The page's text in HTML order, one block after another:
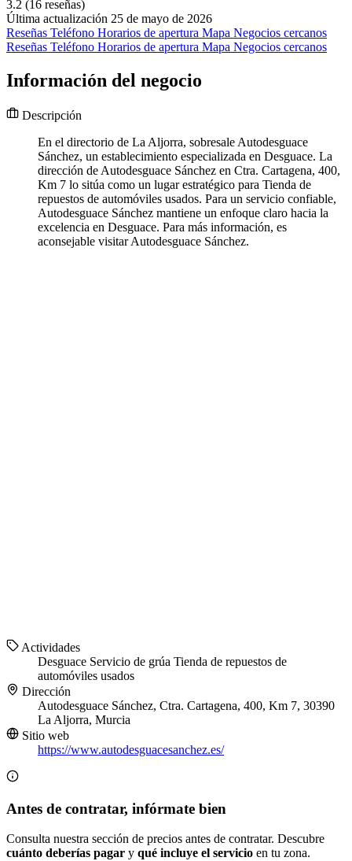
3.2 (16 reseñas)
Última actualización 25 de mayo de 2026
Reseñas Teléfono Horarios de apertura Mapa Negocios cercanos
Reseñas Teléfono Horarios de apertura Mapa Negocios cercanos
Información del negocio
Descripción
En el directorio de La Aljorra, sobresale Autodesguace
Sánchez, un establecimiento especializada en Desguace. La
dirección de Autodesguace Sánchez en Ctra. Cartagena, 400,
Km 7 lo sitúa como un lugar estratégico para Tienda de
repuestos de automóviles usados. Para un servicio confiable,
Autodesguace Sánchez mantiene un enfoque claro hacia la
excelencia en Desguace. Para más información, es
aconsejable visitar Autodesguace Sánchez.
Actividades
Desguace Servicio de grúa Tienda de repuestos de
automóviles usados
Dirección
Autodesguace Sánchez, Ctra. Cartagena, 400, Km 7, 30390
La Aljorra, Murcia
Sitio web
https://www.autodesguacesanchez.es/
Antes de contratar, infórmate bien
Consulta nuestra sección de precios antes de contratar. Descubre
cuánto deberías pagar y qué incluye el servicio en tu zona.